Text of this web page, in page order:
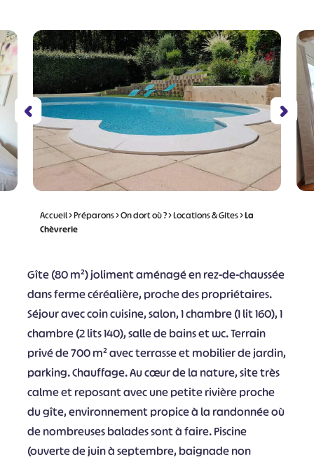
Accueil>Préparons>On dort où ?>Locations & Gites>La
Chèvrerie
Gîte (80 m²) joliment aménagé en rez-de-chaussée
dans ferme céréalière, proche des propriétaires.
Séjour avec coin cuisine, salon, 1 chambre (1 lit 160), 1
chambre (2 lits 140), salle de bains et wc. Terrain
privé de 700 m² avec terrasse et mobilier de jardin,
parking. Chauffage. Au cœur de la nature, site très
calme et reposant avec une petite rivière proche
du gîte, environnement propice à la randonnée où
de nombreuses balades sont à faire. Piscine
(ouverte de juin à septembre, baignade non